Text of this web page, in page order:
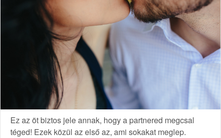
Ez az öt biztos jele annak, hogy a partnered megcsal
téged! Ezek közül az első az, ami sokakat meglep.